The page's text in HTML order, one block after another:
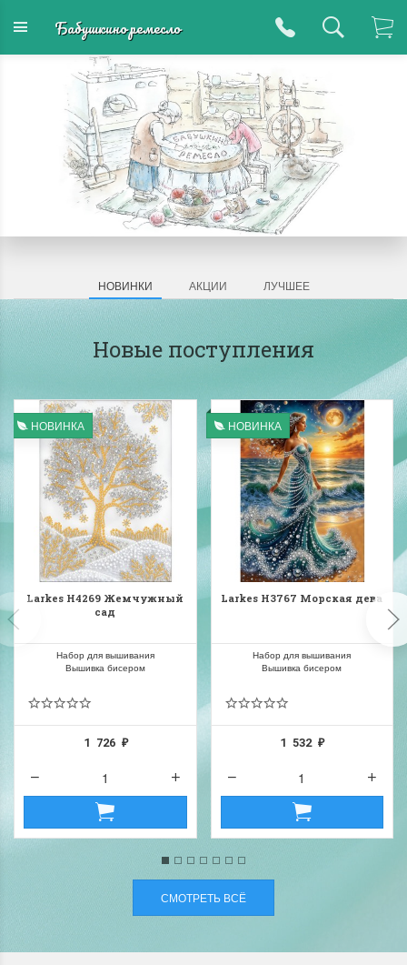
Бабушкино ремесло
НОВИНКИ АКЦИИ ЛУЧШЕЕ
Новые поступления
НОВИНКА
Larkes Н4269 Жемчужный
сад
Набор для вышивания
Вышивка бисером
1 726 ₽
НОВИНКА
Larkes Н3767 Морская дева
Набор для вышивания
Вышивка бисером
1 532₽
СМОТРЕТЬ ВСЁ